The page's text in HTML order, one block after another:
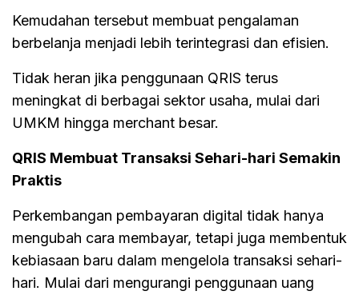
Kemudahan tersebut membuat pengalaman
berbelanja menjadi lebih terintegrasi dan efisien.
Tidak heran jika penggunaan QRIS terus
meningkat di berbagai sektor usaha, mulai dari
UMKM hingga merchant besar.
QRIS Membuat Transaksi Sehari-hari Semakin
Praktis
Perkembangan pembayaran digital tidak hanya
mengubah cara membayar, tetapi juga membentuk
kebiasaan baru dalam mengelola transaksi sehari-
hari. Mulai dari mengurangi penggunaan uang